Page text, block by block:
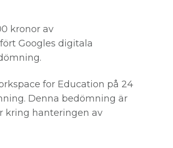
kronor av
Googles digitala
for Education på 24
Denna bedömning är
kring hanteringen av